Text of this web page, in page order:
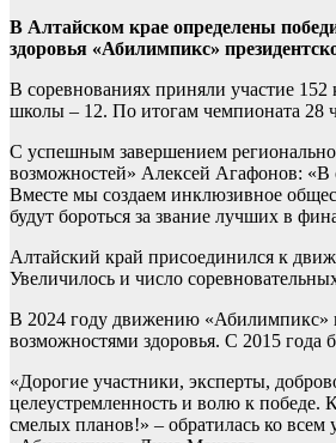
В Алтайском крае определены
здоровья «Абилимпикс»
В соревнованиях приняли участие
школы – 12. По итогам чемпионата 28
С успешным завершением
возможностей» Алексей Агафонов: «В
Вместе мы создаем инклюзивное
будут бороться за звание лучших в
Алтайский край присоединился к
Увеличилось и число
В 2024 году движению «Абилимпикс»
возможностями здоровья. С 2015 года
«Дорогие участники, эксперты,
целеустремленность и волю к победе.
смелых планов!» – обратилась ко